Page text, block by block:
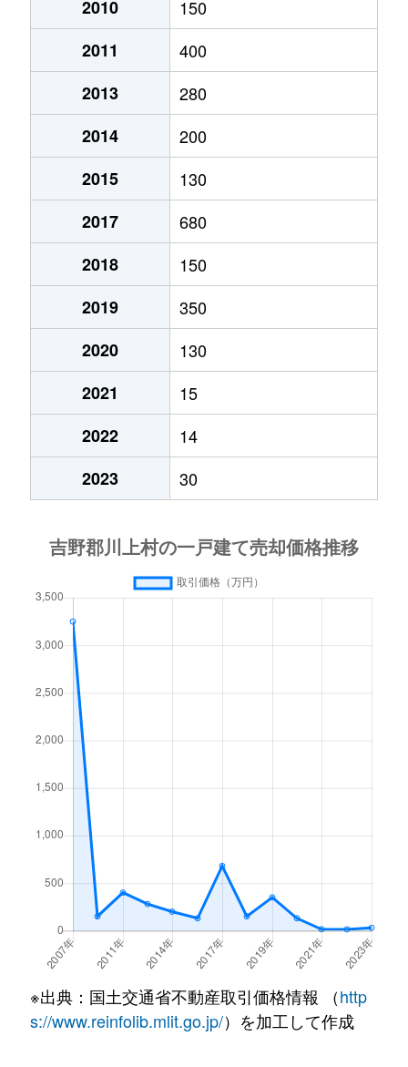
2010
150
2011
400
2013
280
2014
200
2015
130
2017
680
2018
150
2019
350
2020
130
2021
15
2022
14
2023
30
※出典：国土交通省不動産取引価格情報 （http
s://www.reinfolib.mlit.go.jp/）を加工して作成